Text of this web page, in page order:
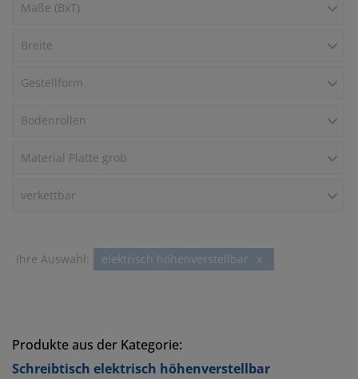
Maße (BxT)
Breite
Gestellform
Bodenrollen
Material Platte grob
verkettbar
Ihre Auswahl: x
elektrisch höhenverstellbar
Produkte aus der Kategorie:
Schreibtisch elektrisch höhenverstellbar